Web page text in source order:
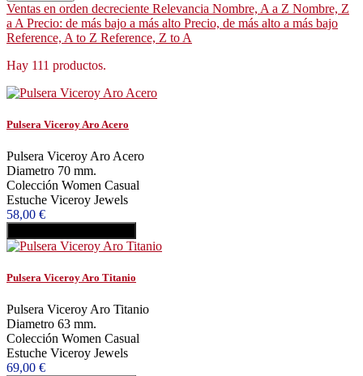
Ventas en orden decreciente Relevancia Nombre, A a Z Nombre, Z
a A Precio: de más bajo a más alto Precio, de más alto a más bajo
Reference, A to Z Reference, Z to A
Hay 111 productos.
Pulsera Viceroy Aro Acero
Pulsera Viceroy Aro Acero
Diametro 70 mm.
Colección Women Casual
Estuche Viceroy Jewels
58,00 €
Pulsera Viceroy Aro Titanio
Pulsera Viceroy Aro Titanio
Diametro 63 mm.
Colección Women Casual
Estuche Viceroy Jewels
69,00 €